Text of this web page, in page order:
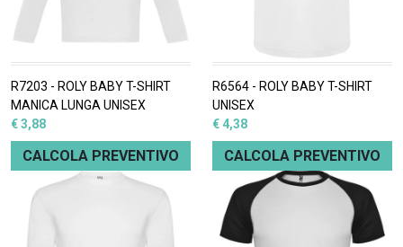
R7203 - ROLY BABY T-SHIRT
MANICA LUNGA UNISEX
€ 3,88
CALCOLA PREVENTIVO
R6564 - ROLY BABY T-SHIRT
UNISEX
€ 4,38
CALCOLA PREVENTIVO